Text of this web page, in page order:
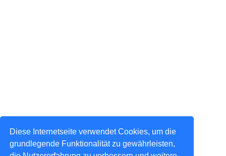
Diese Internetseite verwendet Cookies, um die
grundlegende Funktionalität zu gewährleisten,